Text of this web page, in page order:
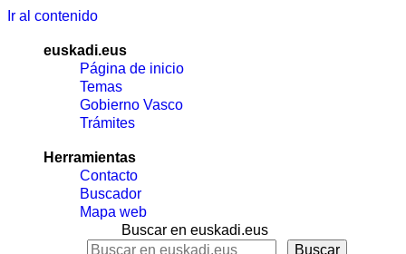
Ir al contenido
euskadi.eus
Página de inicio
Temas
Gobierno Vasco
Trámites
Herramientas
Contacto
Buscador
Mapa web
Buscar en euskadi.eus